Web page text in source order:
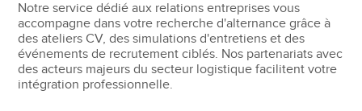
Notre service dédié aux relations entreprises vous
accompagne dans votre recherche d'alternance grâce à
des ateliers CV, des simulations d'entretiens et des
événements de recrutement ciblés. Nos partenariats avec
des acteurs majeurs du secteur logistique facilitent votre
intégration professionnelle.